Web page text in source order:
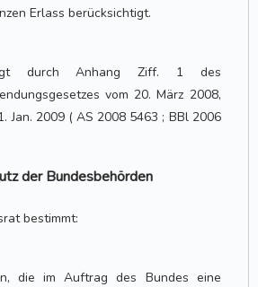
Erlass berücksichtigt.
durch Anhang Ziff. 1 des
vom 20. März 2008,
Jan. 2009 ( AS 2008 5463 ; BBl 2006
der Bundesbehörden
bestimmt:
die im Auftrag des Bundes eine